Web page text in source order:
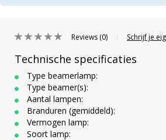
Reviews (0) Schrijf je
Technische specificaties
Type beamerlamp:
Type beamer(s):
Aantal lampen:
Branduren (gemiddeld):
Vermogen lamp:
Soort lamp: